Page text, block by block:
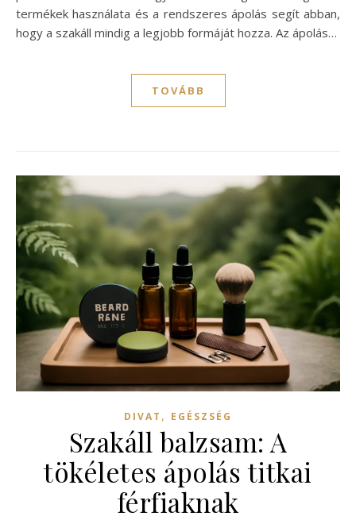
termékek használata és a rendszeres ápolás segít abban,
hogy a szakáll mindig a legjobb formáját hozza. Az ápolás…
TOVÁBB
DIVAT , EGÉSZSÉG
Szakáll balzsam: A
tökéletes ápolás titkai
férfiaknak